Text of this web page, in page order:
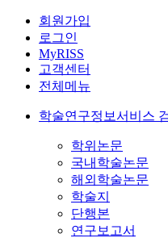
회원가입
로그인
MyRISS
고객센터
전체메뉴
학술연구정보서비스
학위논문
국내학술논문
해외학술논문
학술지
단행본
연구보고서